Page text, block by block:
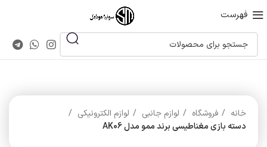
فهرست
خانه فروشگاه لوازم جانبی
لوازم الکترونیکی
دسته بازی مغناطیسی برند ممو مدل AK06